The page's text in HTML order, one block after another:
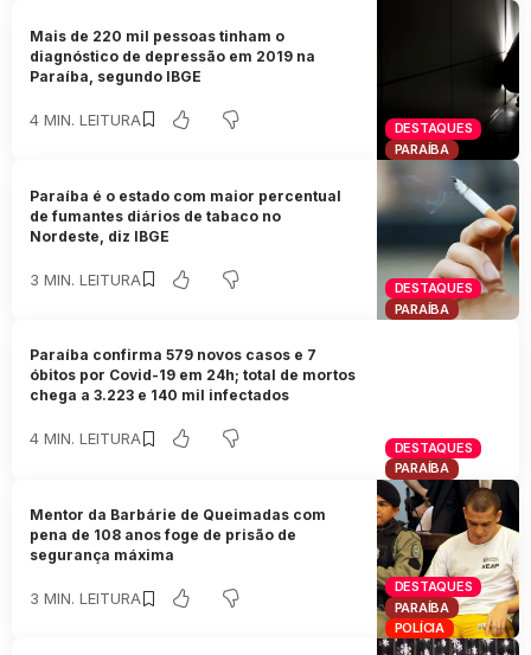
DESTAQUES
PARAÍBA
Mais de 220 mil pessoas tinham o
diagnóstico de depressão em 2019 na
Paraíba, segundo IBGE
4 MIN. LEITURA
DESTAQUES
PARAÍBA
Paraíba é o estado com maior percentual
de fumantes diários de tabaco no
Nordeste, diz IBGE
3 MIN. LEITURA
DESTAQUES
PARAÍBA
Paraíba confirma 579 novos casos e 7
óbitos por Covid-19 em 24h; total de mortos
chega a 3.223 e 140 mil infectados
4 MIN. LEITURA
DESTAQUES
PARAÍBA
POLÍCIA
Mentor da Barbárie de Queimadas com
pena de 108 anos foge de prisão de
segurança máxima
3 MIN. LEITURA